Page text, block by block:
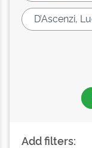
Add filters: